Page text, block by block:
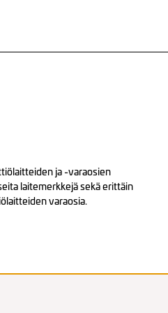
ja -varaosien
laitemerkkejä sekä erittäin
varaosia.